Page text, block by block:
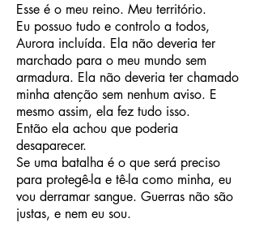
Esse é o meu reino. Meu território.
Eu possuo tudo e controlo a todos,
Aurora incluída. Ela não deveria ter
marchado para o meu mundo sem
armadura. Ela não deveria ter chamado
minha atenção sem nenhum aviso. E
mesmo assim, ela fez tudo isso.
Então ela achou que poderia
desaparecer.
Se uma batalha é o que será preciso
para protegê-la e tê-la como minha, eu
vou derramar sangue. Guerras não são
justas, e nem eu sou.